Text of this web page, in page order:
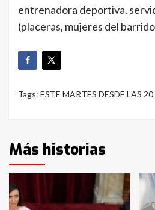
entrenadora deportiva,
(placeras, mujeres del
Tags: ESTE MARTES DESDE LAS
Más historias